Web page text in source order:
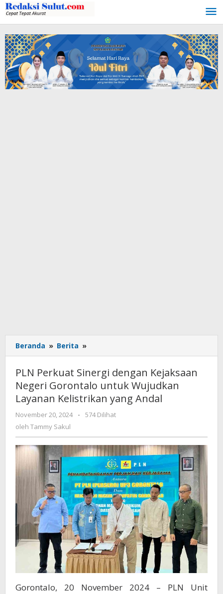
Lewati
ke
konten
Beranda » Berita »
Perkuat
dengan
Kejaksaan
Negeri
untuk
Layanan
Kelistrikan
yang
Andal
PLN Perkuat Sinergi dengan Kejaksaan
Negeri Gorontalo untuk Wujudkan
Layanan Kelistrikan yang Andal
November 20, 2024
oleh
-
574 Dilihat
oleh Tammy Sakul
Gorontalo, 20 November 2024 – PLN Unit